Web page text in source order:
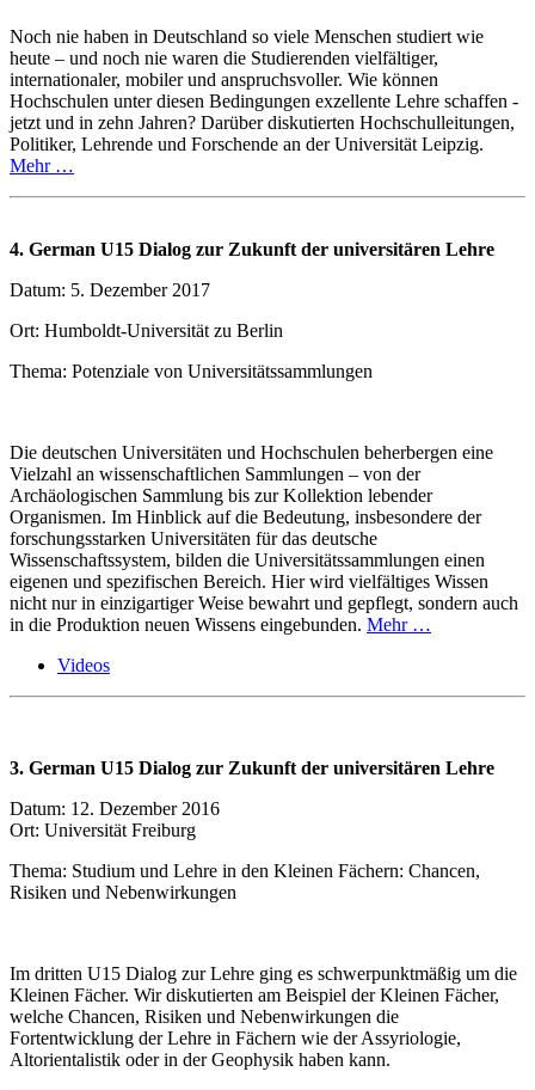
Noch nie haben in Deutschland so viele Menschen studiert wie
heute – und noch nie waren die Studierenden vielfältiger,
internationaler, mobiler und anspruchsvoller. Wie können
Hochschulen unter diesen Bedingungen exzellente Lehre schaffen -
jetzt und in zehn Jahren? Darüber diskutierten Hochschulleitungen,
Politiker, Lehrende und Forschende an der Universität Leipzig.
Mehr …
4. German U15 Dialog zur Zukunft der universitären Lehre
Datum: 5. Dezember 2017
Ort: Humboldt-Universität zu Berlin
Thema: Potenziale von Universitätssammlungen
Die deutschen Universitäten und Hochschulen beherbergen eine
Vielzahl an wissenschaftlichen Sammlungen – von der
Archäologischen Sammlung bis zur Kollektion lebender
Organismen. Im Hinblick auf die Bedeutung, insbesondere der
forschungsstarken Universitäten für das deutsche
Wissenschaftssystem, bilden die Universitätssammlungen einen
eigenen und spezifischen Bereich. Hier wird vielfältiges Wissen
nicht nur in einzigartiger Weise bewahrt und gepflegt, sondern auch
in die Produktion neuen Wissens eingebunden. Mehr …
Videos
3. German U15 Dialog zur Zukunft der universitären Lehre
Datum: 12. Dezember 2016
Ort: Universität Freiburg
Thema: Studium und Lehre in den Kleinen Fächern: Chancen,
Risiken und Nebenwirkungen
Im dritten U15 Dialog zur Lehre ging es schwerpunktmäßig um die
Kleinen Fächer. Wir diskutierten am Beispiel der Kleinen Fächer,
welche Chancen, Risiken und Nebenwirkungen die
Fortentwicklung der Lehre in Fächern wie der Assyriologie,
Altorientalistik oder in der Geophysik haben kann.